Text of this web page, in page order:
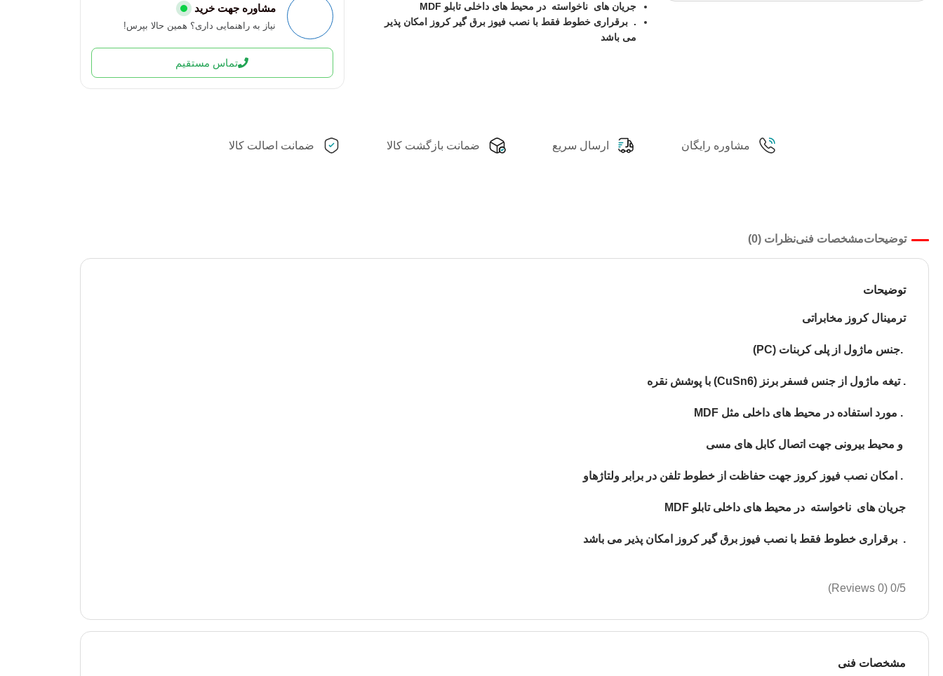
جریان های ناخواسته در محیط های داخلی تابلو MDF
. برقراری خطوط فقط با نصب فیوز برق گیر کروز امکان پذیر
می باشد
مشاوره جهت خرید
نیاز به راهنمایی داری؟ همین حالا بپرس!
تماس مستقیم
مشاوره رایگان ارسال سریع ضمانت بازگشت کالا ضمانت اصالت کالا
توضیحاتمشخصات فنینظرات (0)
توضیحات
ترمینال کروز مخابراتی
.جنس ماژول از پلی کربنات (PC)
. تیغه ماژول از جنس فسفر برنز (CuSn6) با پوشش نقره
. مورد استفاده در محیط های داخلی مثل MDF
و محیط بیرونی جهت اتصال کابل های مسی
. امکان نصب فیوز کروز جهت حفاظت از خطوط تلفن در برابر ولتاژهاو
جریان های ناخواسته در محیط های داخلی تابلو MDF
. برقراری خطوط فقط با نصب فیوز برق گیر کروز امکان پذیر می باشد
0/5
(0 Reviews)
مشخصات فنی